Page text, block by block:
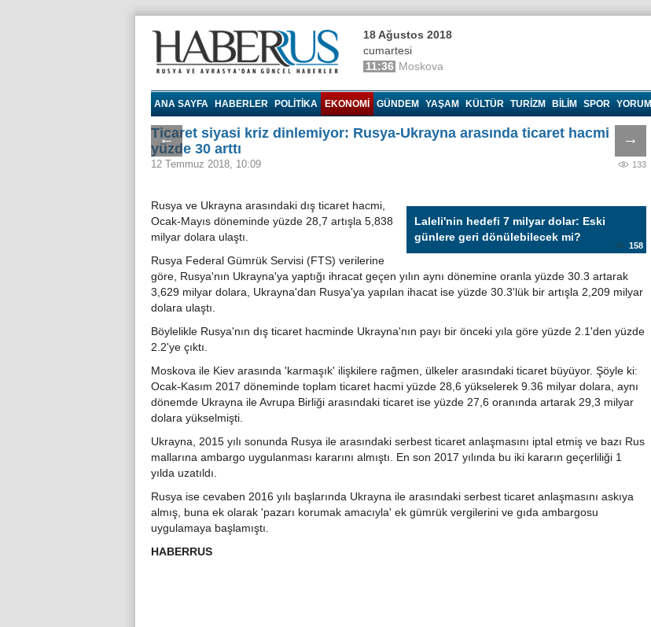
18 Ağustos 2018
cumartesi
11:36 Moskova
ANA SAYFA HABERLER POLITIKA EKONOMI GÜNDEM YAŞAM KÜLTÜR TURIZM BILIM SPOR YORUM
← →
Ticaret siyasi kriz dinlemiyor: Rusya-Ukrayna arasında ticaret hacmi
yüzde 30 arttı
12 Temmuz 2018, 10:09 133
Laleli'nin hedefi 7 milyar dolar: Eski
günlere geri dönülebilecek mi?
158
Rusya ve Ukrayna arasındaki dış ticaret hacmi,
Ocak-Mayıs döneminde yüzde 28,7 artışla 5,838
milyar dolara ulaştı.
Rusya Federal Gümrük Servisi (FTS) verilerine
göre, Rusya'nın Ukrayna'ya yaptığı ihracat geçen yılın aynı dönemine oranla yüzde 30.3 artarak
3,629 milyar dolara, Ukrayna'dan Rusya'ya yapılan ihacat ise yüzde 30.3'lük bir artışla 2,209 milyar
dolara ulaştı.
Böylelikle Rusya'nın dış ticaret hacminde Ukrayna'nın payı bir önceki yıla göre yüzde 2.1'den yüzde
2.2'ye çıktı.
Moskova ile Kiev arasında 'karmaşık' ilişkilere rağmen, ülkeler arasındaki ticaret büyüyor. Şöyle ki:
Ocak-Kasım 2017 döneminde toplam ticaret hacmi yüzde 28,6 yükselerek 9.36 milyar dolara, aynı
dönemde Ukrayna ile Avrupa Birliği arasındaki ticaret ise yüzde 27,6 oranında artarak 29,3 milyar
dolara yükselmişti.
Ukrayna, 2015 yılı sonunda Rusya ile arasındaki serbest ticaret anlaşmasını iptal etmiş ve bazı Rus
mallarına ambargo uygulanması kararını almıştı. En son 2017 yılında bu iki kararın geçerliliği 1
yılda uzatıldı.
Rusya ise cevaben 2016 yılı başlarında Ukrayna ile arasındaki serbest ticaret anlaşmasını askıya
almış, buna ek olarak 'pazarı korumak amacıyla' ek gümrük vergilerini ve gıda ambargosu
uygulamaya başlamıştı.
HABERRUS